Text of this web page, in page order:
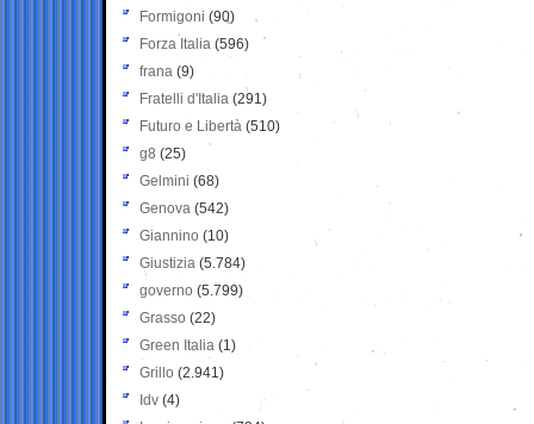
Formigoni (90)
Forza Italia (596)
frana (9)
Fratelli d'Italia (291)
Futuro e Libertà (510)
g8 (25)
Gelmini (68)
Genova (542)
Giannino (10)
Giustizia (5.784)
governo (5.799)
Grasso (22)
Green Italia (1)
Grillo (2.941)
Idv (4)